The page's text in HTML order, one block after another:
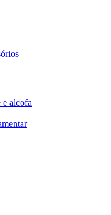
e alcofa